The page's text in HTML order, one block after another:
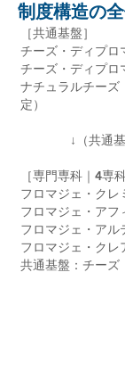
制度構造の
［共通基盤］
チーズ・ディプロ
チーズ・ディプロ
ナチュラルチーズ
定）
↓（共通基盤
［専門専科｜4専
フロマジェ・クレ
フロマジェ・アフ
フロマジェ・アル
フロマジェ・クレ
共通基盤：チーズ